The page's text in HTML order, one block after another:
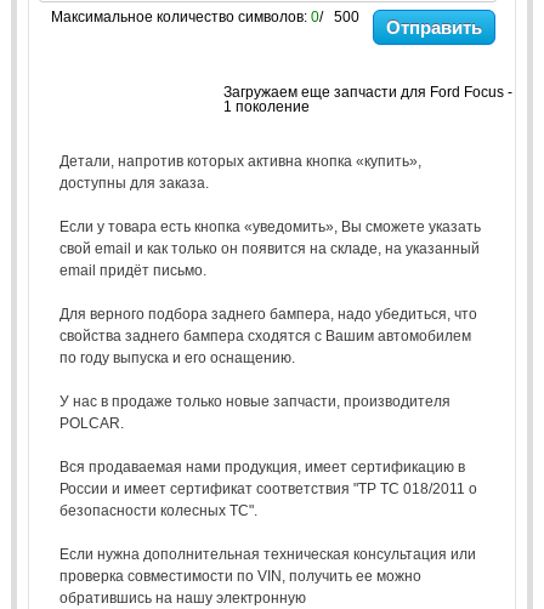
Максимальное количество символов: 0/ 500 Отправить
Загружаем еще запчасти для Ford Focus -
1 поколение
Детали, напротив которых активна кнопка «купить»,
доступны для заказа.
Если у товара есть кнопка «уведомить», Вы сможете указать
свой email и как только он появится на складе, на указанный
email придёт письмо.
Для верного подбора заднего бампера, надо убедиться, что
свойства заднего бампера сходятся с Вашим автомобилем
по году выпуска и его оснащению.
У нас в продаже только новые запчасти, производителя
POLCAR.
Вся продаваемая нами продукция, имеет сертификацию в
России и имеет сертификат соответствия "ТР ТС 018/2011 о
безопасности колесных ТС".
Если нужна дополнительная техническая консультация или
проверка совместимости по VIN, получить ее можно
обратившись на нашу электронную